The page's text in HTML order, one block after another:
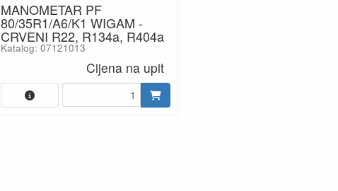
MANOMETAR PF
80/35R1/A6/K1 WIGAM -
CRVENI R22, R134a, R404a
Katalog: 07121013
Cijena na upit